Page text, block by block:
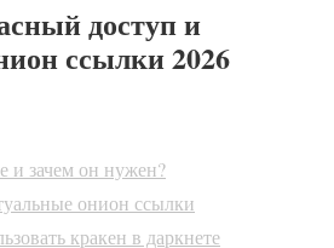
доступ и
ссылки 2026
и зачем он нужен?
онион ссылки
кракен в даркнете